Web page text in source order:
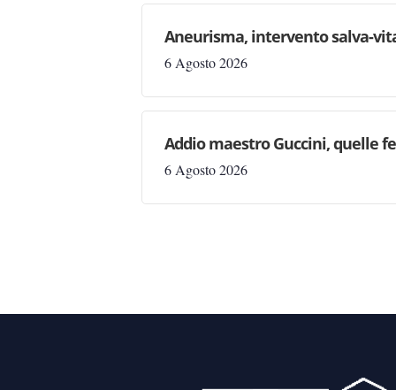
Aneurisma, intervento salva-
6 Agosto 2026
Addio maestro Guccini, quelle
6 Agosto 2026